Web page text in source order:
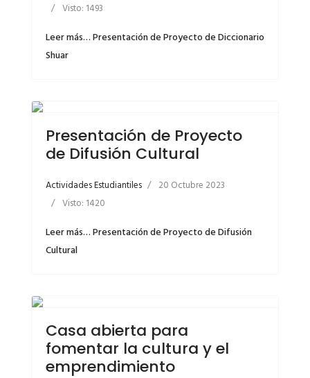
Visto: 1493
Leer más… Presentación de Proyecto de Diccionario
Shuar
Presentación de Proyecto
de Difusión Cultural
Actividades Estudiantiles
20 Octubre 2023
Visto: 1420
Leer más… Presentación de Proyecto de Difusión
Cultural
Casa abierta para
fomentar la cultura y el
emprendimiento